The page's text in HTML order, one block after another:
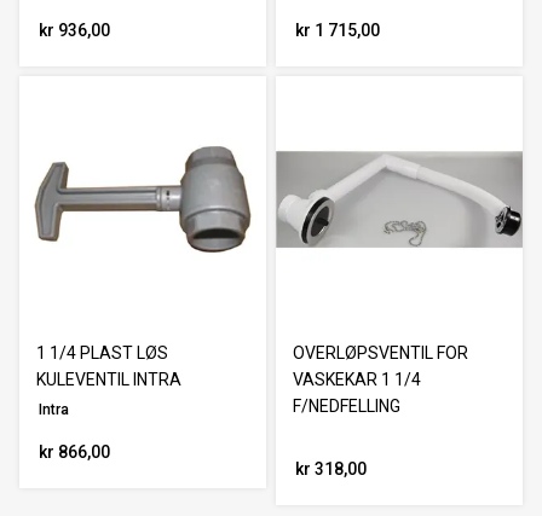
kr 936,00 kr 1 715,00
1 1/4 PLAST LØS
KULEVENTIL INTRA
Intra
kr 866,00
OVERLØPSVENTIL FOR
VASKEKAR 1 1/4
F/NEDFELLING
kr 318,00